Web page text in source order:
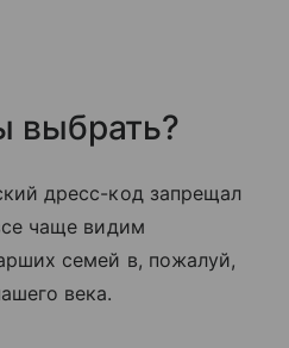
выбрать?
дресс-код запрещал
чаще видим
семей в, пожалуй,
века.